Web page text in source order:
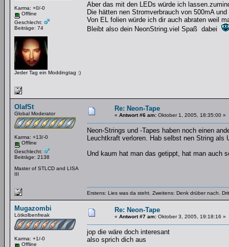
Karma: +0/-0
Offline
Geschlecht:
Beiträge: 74
Jeder Tag ein Moddingtag :)
Aber das mit den LEDs würde ich
Die hätten nen Stromverbrauch von 500mA
Von EL folien würde ich dir auch abraten weil
Bleibt also dein NeonString.viel Spaß dabei
OlafSt
Global Moderator
Karma: +13/-0
Offline
Geschlecht:
Beiträge: 2138
Master of STLCD and LISA
III
Re: Neon-Tape
« Antwort #6 am: Oktober 1, 2005, 18:35:00 »
Neon-Strings und -Tapes haben noch einen
Leuchtkraft verloren. Hab selbst nen String
Und kaum hat man das getippt, hat man auch
Erstens: Lies was da steht. Zweitens: Denk drüber nach.
Mugazombi
Lötkolbenfreak
Karma: +1/-0
Offline
Re: Neon-Tape
« Antwort #7 am: Oktober 3, 2005, 19:18:16 »
jop die wäre doch interesant
also sprich dich aus